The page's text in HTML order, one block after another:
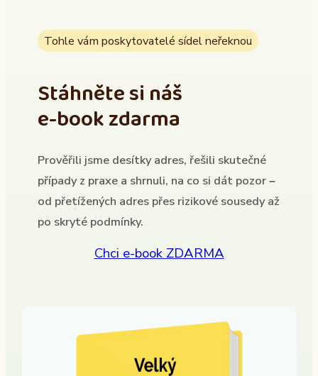
Tohle vám poskytovatelé sídel neřeknou
Stáhněte si náš
e-book zdarma
Prověřili jsme desítky adres, řešili skutečné
případy z praxe a shrnuli, na co si dát pozor –
od přetížených adres přes rizikové sousedy až
po skryté podmínky.
Chci e-book ZDARMA